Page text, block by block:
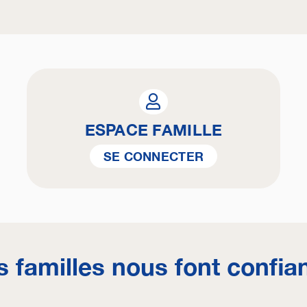
ESPACE FAMILLE
SE CONNECTER
familles nous font